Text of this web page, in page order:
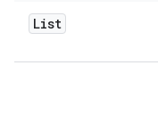
List